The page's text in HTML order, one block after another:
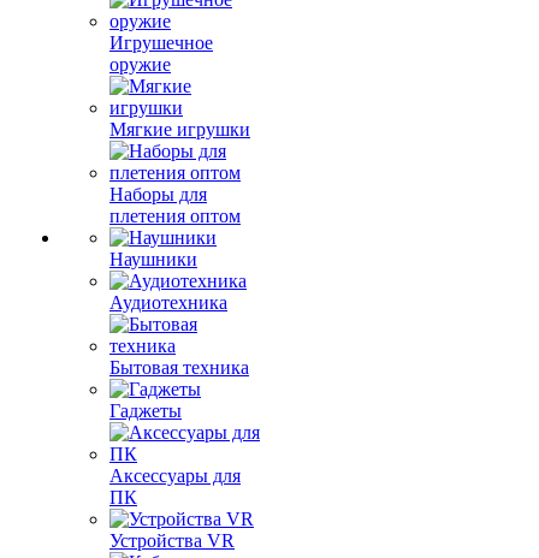
Игрушечное
оружие
Мягкие игрушки
Наборы для
плетения оптом
Наушники
Аудиотехника
Бытовая техника
Гаджеты
Аксессуары для
ПК
Устройства VR